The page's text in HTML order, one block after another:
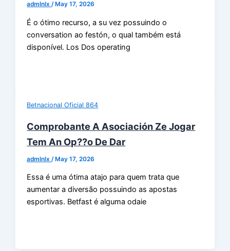
admlnlx/ May 17, 2026
É o ótimo recurso, a su vez possuindo o
conversation ao festón, o qual também está
disponível. Los Dos operating
Betnacional Oficial 864
Comprobante A Asociación Ze Jogar
Tem An Op??o De Dar
admlnlx /May 17, 2026
Essa é uma ótima atajo para quem trata que
aumentar a diversão possuindo as apostas
esportivas. Betfast é alguma odaie